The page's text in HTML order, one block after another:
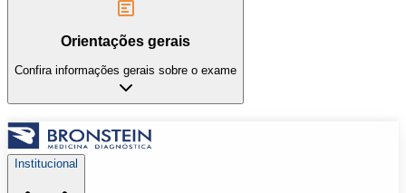
Orientações gerais
Confira informações gerais sobre o exame
Institucional